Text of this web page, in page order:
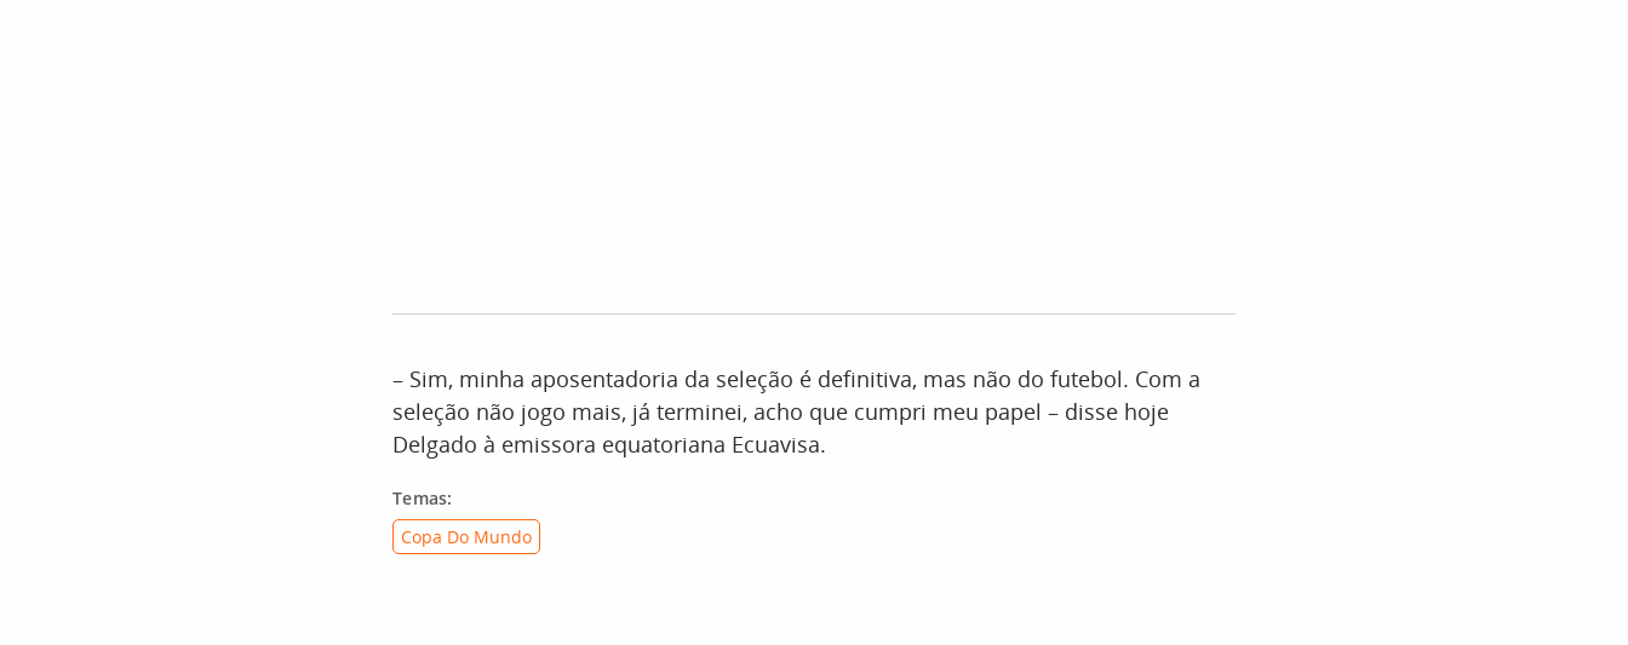
– Sim, minha aposentadoria da seleção é definitiva, mas não do futebol. Com a
seleção não jogo mais, já terminei, acho que cumpri meu papel – disse hoje
Delgado à emissora equatoriana Ecuavisa.
Temas:
Copa Do Mundo